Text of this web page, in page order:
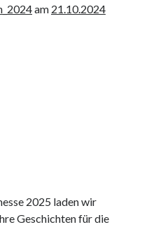
am 21.10.2024
2025 laden wir
Geschichten für die